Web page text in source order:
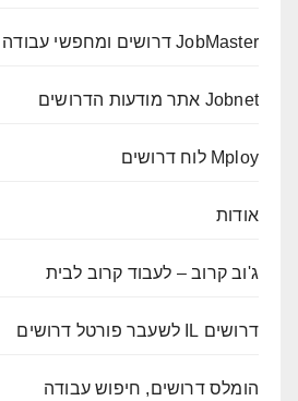
JobMaster דרושים ומחפשי עבודה
Jobnet אתר מודעות הדרושים
Mploy לוח דרושים
אודות
ג'וב קרוב – לעבוד קרוב לבית
דרושים IL לשעבר פורטל דרושים
הומלס דרושים, חיפוש עבודה